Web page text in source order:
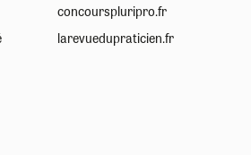
concourspluripro.fr
larevuedupraticien.fr